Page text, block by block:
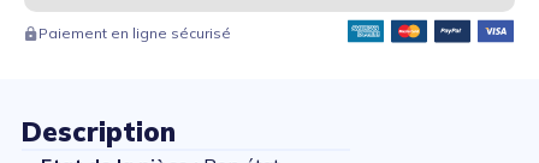
Paiement en ligne sécurisé
Description